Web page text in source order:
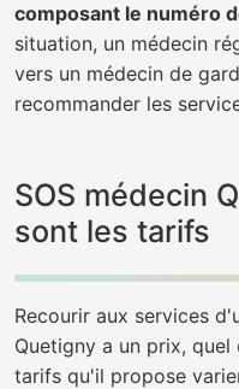
composant le numéro
situation, un médecin
vers un médecin de
recommander les
SOS médecin
sont les tarifs
Recourir aux services
Quetigny a un prix,
tarifs qu'il propose